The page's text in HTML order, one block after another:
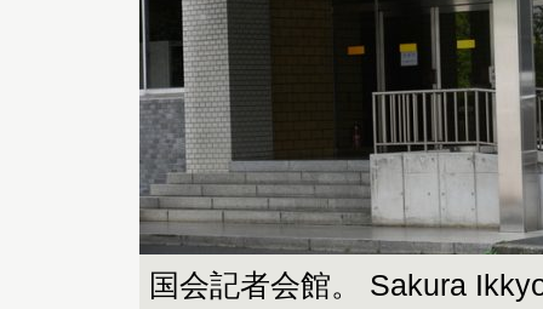
国会記者会館。 Sakura